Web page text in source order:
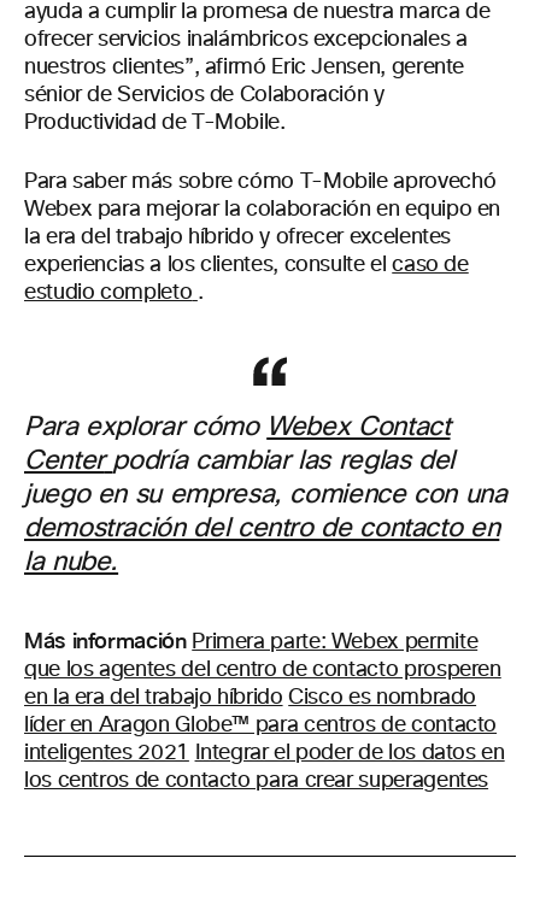
ayuda a cumplir la promesa de nuestra marca de
ofrecer servicios inalámbricos excepcionales a
nuestros clientes”, afirmó Eric Jensen, gerente
sénior de Servicios de Colaboración y
Productividad de T-Mobile.
Para saber más sobre cómo T-Mobile aprovechó
Webex para mejorar la colaboración en equipo en
la era del trabajo híbrido y ofrecer excelentes
experiencias a los clientes, consulte elcaso de
estudio completo .
Para explorar cómo Webex Contact
Center podría cambiar las reglas del
juego en su empresa, comience con una
demostración del centro de contacto en
la nube.
Más información Primera parte: Webex permite
que los agentes del centro de contacto prosperen
en la era del trabajo híbrido Cisco es nombrado
líder en Aragon Globe™ para centros de contacto
inteligentes 2021
Integrar el poder de los datos en
los centros de contacto para crear superagentes